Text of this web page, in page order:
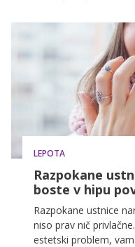
ruske manikure pa je
LEPOTA
Razpokane
boste v hipu
Razpokane ustnice
niso prav nič
estetski problem,